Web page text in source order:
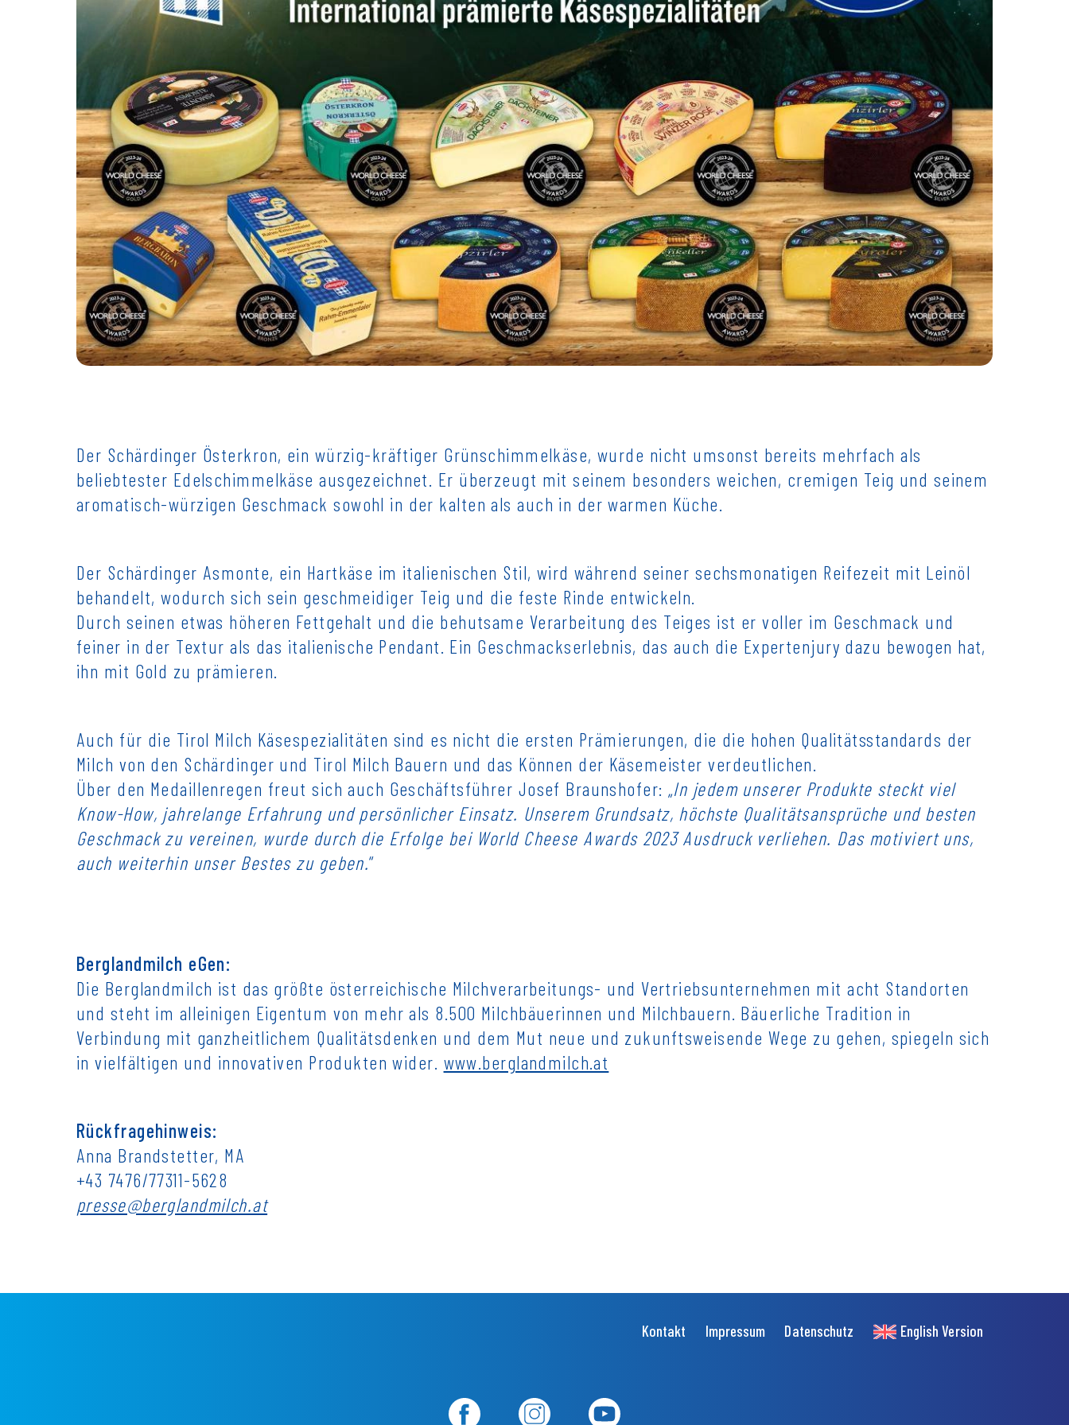
Der Schärdinger Österkron, ein würzig-kräftiger Grünschimmelkäse, wurde nicht umsonst bereits mehrfach als
beliebtester Edelschimmelkäse ausgezeichnet. Er überzeugt mit seinem besonders weichen, cremigen Teig und seinem
aromatisch-würzigen Geschmack sowohl in der kalten als auch in der warmen Küche.
Der Schärdinger Asmonte, ein Hartkäse im italienischen Stil, wird während seiner sechsmonatigen Reifezeit mit Leinöl
behandelt, wodurch sich sein geschmeidiger Teig und die feste Rinde entwickeln.
Durch seinen etwas höheren Fettgehalt und die behutsame Verarbeitung des Teiges ist er voller im Geschmack und
feiner in der Textur als das italienische Pendant. Ein Geschmackserlebnis, das auch die Expertenjury dazu bewogen hat,
ihn mit Gold zu prämieren.
Auch für die Tirol Milch Käsespezialitäten sind es nicht die ersten Prämierungen, die die hohen Qualitätsstandards der
Milch von den Schärdinger und Tirol Milch Bauern und das Können der Käsemeister verdeutlichen.
Über den Medaillenregen freut sich auch Geschäftsführer Josef Braunshofer: „In jedem unserer Produkte steckt viel
Know-How, jahrelange Erfahrung und persönlicher Einsatz. Unserem Grundsatz, höchste Qualitätsansprüche und besten
Geschmack zu vereinen, wurde durch die Erfolge bei World Cheese Awards 2023 Ausdruck verliehen. Das motiviert uns,
auch weiterhin unser Bestes zu geben.“
Berglandmilch eGen:
Die Berglandmilch ist das größte österreichische Milchverarbeitungs- und Vertriebsunternehmen mit acht Standorten
und steht im alleinigen Eigentum von mehr als 8.500 Milchbäuerinnen und Milchbauern. Bäuerliche Tradition in
Verbindung mit ganzheitlichem Qualitätsdenken und dem Mut neue und zukunftsweisende Wege zu gehen, spiegeln sich
in vielfältigen und innovativen Produkten wider. www.berglandmilch.at
Rückfragehinweis:
Anna Brandstetter, MA
+43 7476/77311-5628
presse@berglandmilch.at
Kontakt Impressum Datenschutz English Version